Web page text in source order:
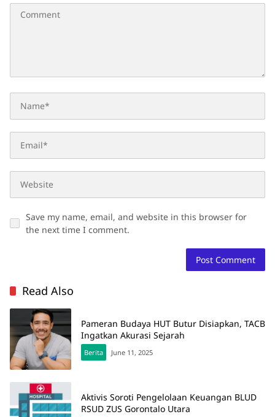
Save my name, email, and website in this browser for
the next time I comment.
Read Also
Pameran Budaya HUT Butur Disiapkan, TACB
Ingatkan Akurasi Sejarah
Berita June 11, 2025
Aktivis Soroti Pengelolaan Keuangan BLUD
RSUD ZUS Gorontalo Utara